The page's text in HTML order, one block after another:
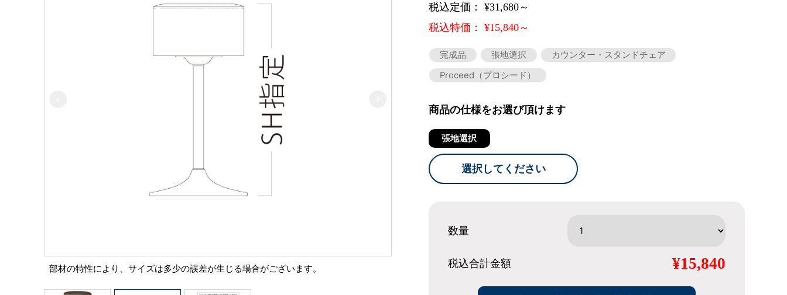
部材の特性により、サイズは多少の誤差が生じる場合がございます。
税込定価： ¥31,680～
税込特価： ¥15,840～
完成品 張地選択
カウンター・スタンドチェア
Proceed（プロシード）
商品の仕様をお選び頂けます
張地選択
選択してください
数量
税込合計金額 ¥15,840